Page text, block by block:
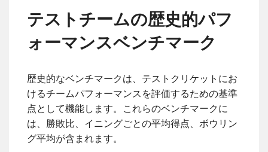
テストチームの歴史的パフ
ォーマンスベンチマーク
歴史的なベンチマークは、テストクリケットにお
けるチームパフォーマンスを評価するための基準
点として機能します。これらのベンチマークに
は、勝敗比、イニングごとの平均得点、ボウリン
グ平均が含まれます。